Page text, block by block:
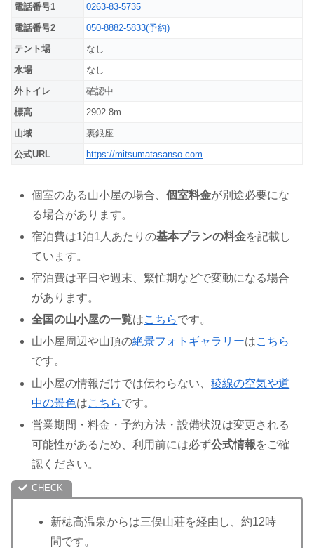
電話番号1
0263-83-5735
電話番号2
050-8882-5833(予約)
テント場
なし
水場
なし
外トイレ
確認中
標高
2902.8m
山域
裏銀座
公式URL
https://mitsumatasanso.com
個室のある山小屋の場合、個室料金が別途必要にな
る場合があります。
宿泊費は1泊1人あたりの基本プランの料金を記載し
ています。
宿泊費は平日や週末、繁忙期などで変動になる場合
があります。
全国の山小屋の一覧はこちらです。
山小屋周辺や山頂の絶景フォトギャラリーはこちら
です。
山小屋の情報だけでは伝わらない、稜線の空気や道
中の景色はこちらです。
営業期間・料金・予約方法・設備状況は変更される
可能性があるため、利用前には必ず公式情報をご確
認ください。
新穂高温泉からは三俣山荘を経由し、約12時
間です。